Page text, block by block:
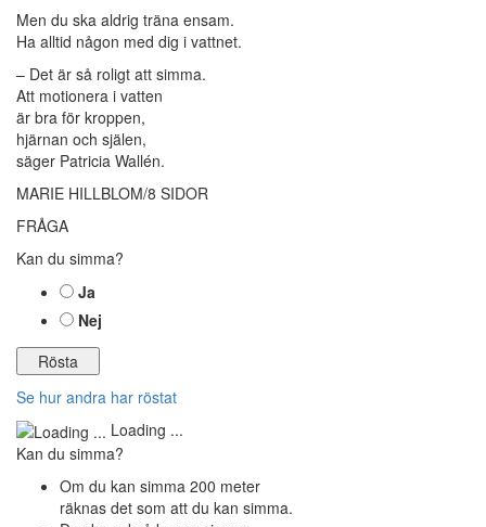
Men du ska aldrig träna ensam.
Ha alltid någon med dig i vattnet.
– Det är så roligt att simma.
Att motionera i vatten
är bra för kroppen,
hjärnan och själen,
säger Patricia Wallén.
MARIE HILLBLOM/8 SIDOR
FRÅGA
Kan du simma?
Ja
Nej
Se hur andra har röstat
Loading ...
Kan du simma?
Om du kan simma 200 meter
räknas det som att du kan simma.